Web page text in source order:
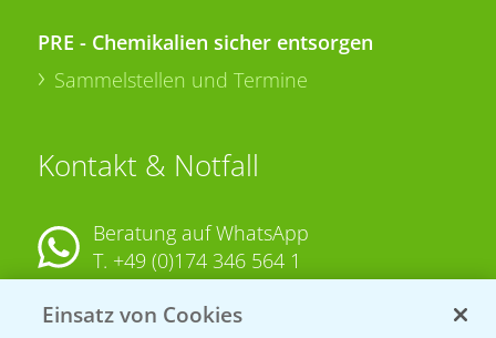
PRE - Chemikalien sicher entsorgen
Sammelstellen und Termine
Kontakt & Notfall
Beratung auf WhatsApp
T. +49 (0)174 346 564 1
KONTAKT
Einsatz von Cookies